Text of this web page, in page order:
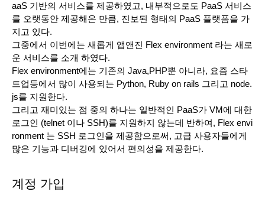
aaS 기반의 서비스를 제공하였고, 내부적으로도 PaaS 서비스
를 오랫동안 제공해온 만큼, 진보된 형태의 PaaS 플랫폼을 가
지고 있다.
그중에서 이번에는 새롭게 앱앤진 Flex environment 라는 새로
운 서비스를 소개 하였다.
Flex environment에는 기존의 Java,PHP뿐 아니라, 요즘 스타
트업등에서 많이 사용되는 Python, Ruby on rails 그리고 node.
js를 지원한다.
그리고 재미있는 점 중의 하나는 일반적인 PaaS가 VM에 대한
로그인 (telnet 이나 SSH)를 지원하지 않는데 반하여, Flex envi
ronment 는 SSH 로그인을 제공함으로써, 고급 사용자들에게
많은 기능과 디버깅에 있어서 편의성을 제공한다.
계정 가입